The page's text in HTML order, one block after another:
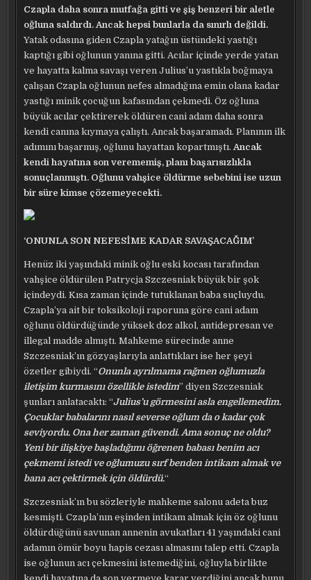
Czapla daha sonra mutfağa gitti ve şiş benzeri bir aletle
oğluna saldırdı. Ancak hepsi bunlarla da sınırlı değildi.
Yatak odasına giden Czapla yatağın üstündeki yastığı
kaptığı gibi oğlunun yanına gitti. Acılar içinde yerde yatan
ve hayatta kalma savaşı veren Julius’u yastıkla boğmaya
çalışan Czapla oğlunun nefes almadığına emin olana kadar
yastığı minik çocuğun kafasından çekmedi. Öz oğluna
büyük acılar çektirerek öldüren cani adam daha sonra
kendi canına kıymaya çalıştı. Ancak başaramadı. Planının ilk
adımını başarmış, oğlunu hayattan kopartmıştı.Ancak
kendi hayatına son verememiş, planı başarısızlıkla
sonuçlanmıştı. Oğlunu vahşice öldürme sebebini ise uzun
bir süre kimse çözemeyecekti.
‘ONUNLA SON NEFESİME KADAR SAVAŞACAĞIM’
Henüz iki yaşındaki minik oğlu eski kocası tarafından
vahşice öldürülen Patrycja Szczesniak büyük bir şok
içindeydi. Kısa zaman içinde tutuklanan baba suçluydu.
Czapla’ya ait bir toksikoloji raporuna göre cani adam
oğlunu öldürdüğünde yüksek doz alkol, antidepresan ve
illegal madde almıştı. Mahkeme sürecinde anne
Szczesniak’ın gözyaşlarıyla anlattıkları ise her şeyi
özetler gibiydi. “Onunla ayrılmama rağmen oğlumuzla
iletişim kurmasını özellikle istedim” diyen Szczesniak
şunları anlatacaktı: “Julius’u görmesini asla engellemedim.
Çocuklar babalarını nasıl severse oğlum da o kadar çok
seviyordu. Ona her zaman güvendi. Ama sonuç ne oldu?
Yeni bir ilişkiye başladığımı öğrenen babası benim acı
çekmemi istedi ve oğlumuzu sırf benden intikam almak ve
bana acı çektirmek için öldürdü.“
Szczesniak’ın bu sözleriyle mahkeme salonu adeta buz
kesmişti. Czapla’nın eşinden intikam almak için öz oğlunu
öldürdüğünü savunan annenin avukatları 41 yaşındaki cani
adamın ömür boyu hapis cezası almasını talep etti. Czapla
ise oğlunun acı çekmesini istemediğini, oğluyla birlikte